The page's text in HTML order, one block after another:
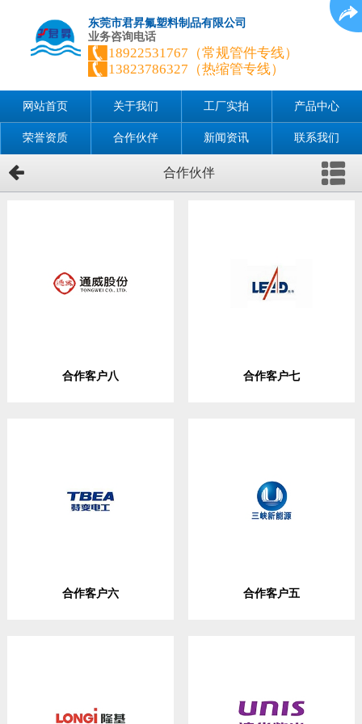
东莞市君昇氟塑料制品有限公司
业务咨询电话
18922531767（常规管件专线）
13823786327（热缩管专线）
网站首页 关于我们 工厂实拍 产品中心
荣誉资质 合作伙伴 新闻资讯 联系我们
合作伙伴
合作客户八 合作客户七
合作客户六 合作客户五